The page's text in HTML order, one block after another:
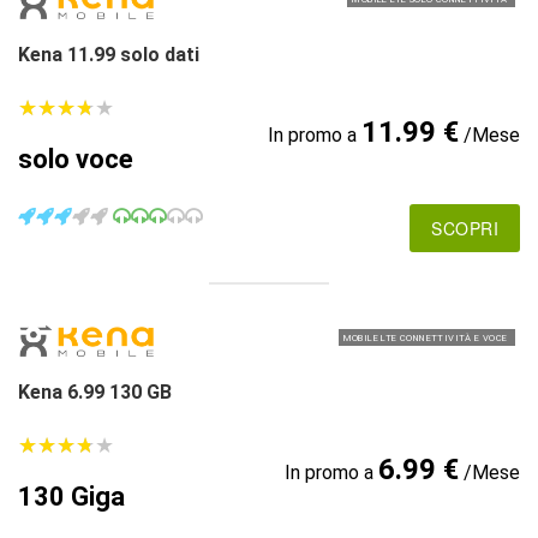
Kena 11.99 solo dati
★★★★★
★★★★★
solo voce
In promo a 11.99 €/Mese
SCOPRI
MOBILE LTE CONNETTIVITÀ E VOCE
Kena 6.99 130 GB
★★★★★
★★★★★
130 Giga
In promo a 6.99 €/Mese